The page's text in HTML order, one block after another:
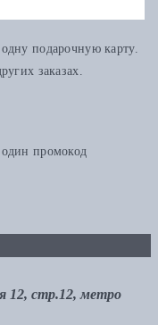
подарочную карту.
заказах.
промокод
12, стр.12, метро